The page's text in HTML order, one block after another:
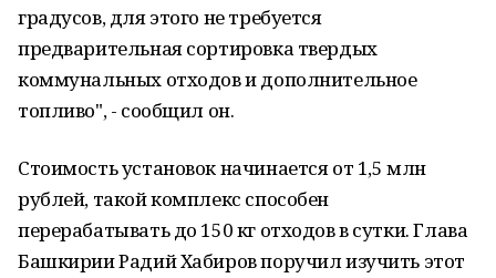
градусов, для этого не требуется
предварительная сортировка твердых
коммунальных отходов и дополнительное
топливо", - сообщил он.
Стоимость установок начинается от 1,5 млн
рублей, такой комплекс способен
перерабатывать до 150 кг отходов в сутки. Глава
Башкирии Радий Хабиров поручил изучить этот